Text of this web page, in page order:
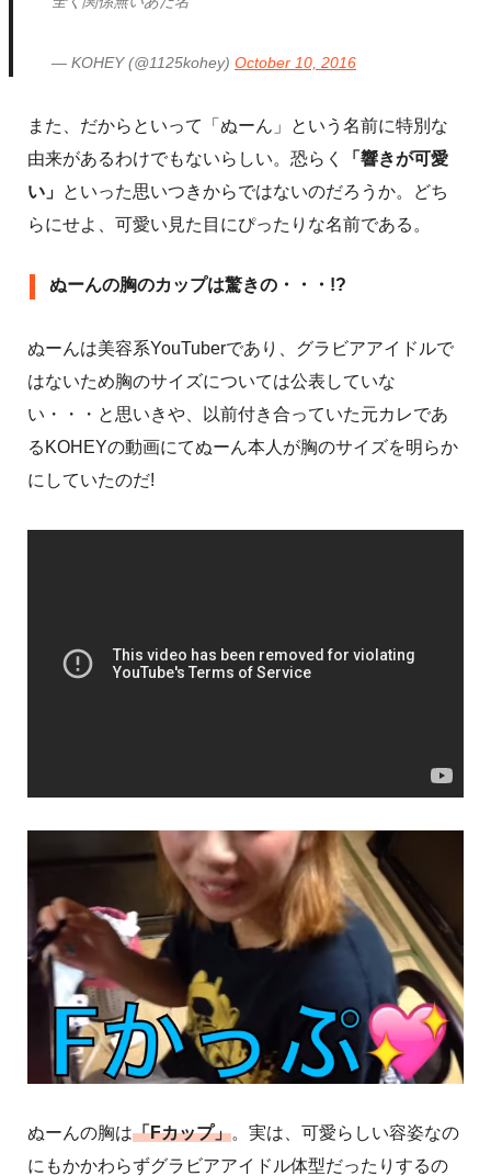
— KOHEY (@1125kohey)October 10, 2016
また、だからといって「ぬーん」という名前に特別な
由来があるわけでもないらしい。恐らく
「響きが可愛
い」 といった思いつきからではないのだろうか。どち
らにせよ、可愛い見た目にぴったりな名前である。
ぬーんの胸のカップは驚きの・・・!?
ぬーんは美容系YouTuberであり、グラビアアイドルで
はないため胸のサイズについては公表していな
い・・・と思いきや、以前付き合っていた元カレであ
るKOHEYの動画にてぬーん本人が胸のサイズを明らか
にしていたのだ!
ぬーんの胸は「Fカップ」。実は、可愛らしい容姿なの
にもかかわらずグラビアアイドル体型だったりするの